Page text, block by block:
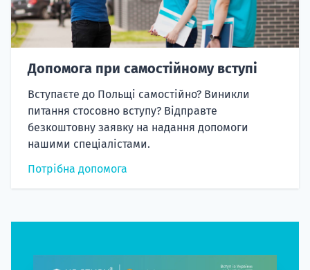
Допомога при самостійному вступі
Вступаєте до Польщі самостійно? Виникли
питання стосовно вступу? Відправте
безкоштовну заявку на надання допомоги
нашими спеціалістами.
Потрібна допомога